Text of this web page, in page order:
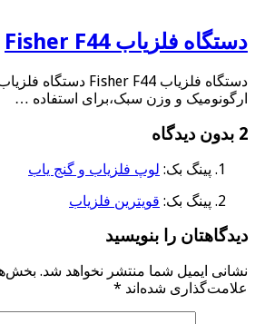
دستگاه فلزیاب Fisher F44
ارگونومیک و وزن سبک،برای استفاده …
2 بدون دیدگاه
پینگ بک: لوپ فلزیاب و گنج یاب
پینگ بک: قویترین فلزیاب
دیدگاهتان را بنویسید
نشانی ایمیل شما منتشر نخواهد شد.
علامت‌گذاری شده‌اند *